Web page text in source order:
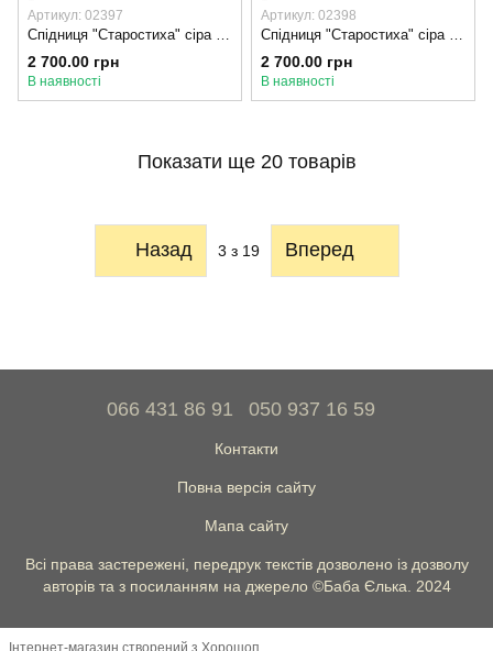
Артикул: 02397
Спідниця "Старостиха" сіра традиційного крою з оксамитовою стрічкою, 70-75, Оксамитова стрічка
2 700.00 грн
В наявності
Артикул: 02398
Спідниця "Старостиха" сіра традиційного крою з оксамитовою стрічкою, 75-80, Оксамитова стрічка
2 700.00 грн
В наявності
Показати ще 20 товарів
Назад 3 з 19 Вперед
066 431 86 91 050 937 16 59
Контакти
Повна версія сайту
Мапа сайту
Всі права застережені, передрук текстів дозволено із дозволу
авторів та з посиланням на джерело ©Баба Єлька. 2024